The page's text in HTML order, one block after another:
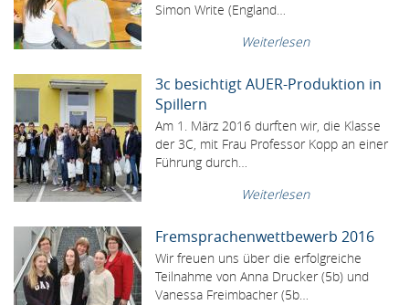
Simon Write (England…
Weiterlesen
3c besichtigt AUER-Produktion in
Spillern
Am 1. März 2016 durften wir, die Klasse
der 3C, mit Frau Professor Kopp an einer
Führung durch…
Weiterlesen
Fremsprachenwettbewerb 2016
Wir freuen uns über die erfolgreiche
Teilnahme von Anna Drucker (5b) und
Vanessa Freimbacher (5b…